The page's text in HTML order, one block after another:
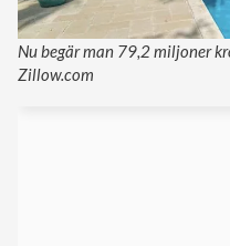
Nu begär man 79,2 miljoner
Zillow.com